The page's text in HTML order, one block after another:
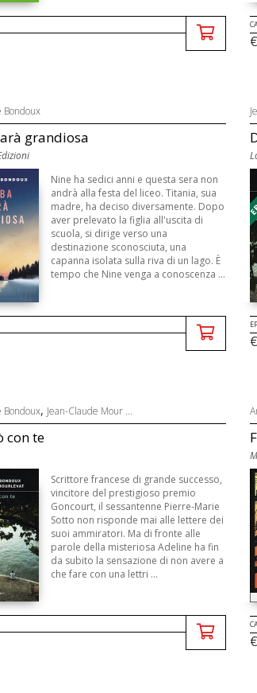
Bondoux
grandiosa
Nine ha sedici anni e questa sera non
andrà alla festa del liceo. Titania, sua
madre, ha deciso diversamente. Dopo
aver prelevato la figlia all'uscita di
scuola, si dirige verso una
destinazione sconosciuta, una
capanna isolata sulla riva di un lago. È
tempo che Nine venga a conoscenza ...
Bondoux, Jean-Claude Mour ...
con te
Scrittore francese di grande successo,
vincitore del prestigioso premio
Goncourt, il sessantenne Pierre-Marie
Sotto non risponde mai alle lettere dei
suoi ammiratori. Ma di fronte alle
parole della misteriosa Adeline ha fin
da subito la sensazione di non avere a
che fare con una lettri ...